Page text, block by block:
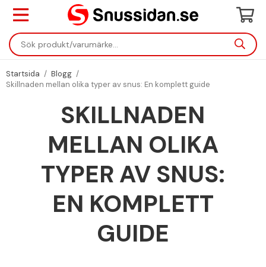
Startsida / Blogg /
Skillnaden mellan olika typer av snus: En komplett guide
SKILLNADEN
MELLAN OLIKA
TYPER AV SNUS:
EN KOMPLETT
GUIDE